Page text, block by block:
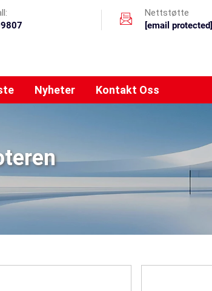
Nettstøtte
[email protected]
Nyheter Kontakt Oss